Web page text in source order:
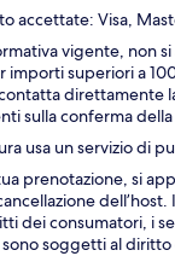
accettate: Visa,
vigente, non
importi superiori a
direttamente
sulla conferma
usa un servizio di
prenotazione, si
dell’host.
dei consumatori, i
soggetti al diritto